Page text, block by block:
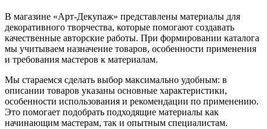
В магазине «Арт-Декупаж» представлены материалы для
декоративного творчества, которые помогают создавать
качественные авторские работы. При формировании каталога
мы учитываем назначение товаров, особенности применения
и требования мастеров к материалам.
Мы стараемся сделать выбор максимально удобным: в
описании товаров указаны основные характеристики,
особенности использования и рекомендации по применению.
Это помогает подобрать подходящие материалы как
начинающим мастерам, так и опытным специалистам.